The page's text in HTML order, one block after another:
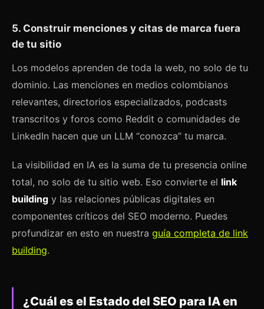
5. Construir menciones y citas de marca fuera
de tu sitio
Los modelos aprenden de toda la web, no solo de tu
dominio. Las menciones en medios colombianos
relevantes, directorios especializados, podcasts
transcritos y foros como Reddit o comunidades de
LinkedIn hacen que un LLM “conozca” tu marca.
La visibilidad en IA es la suma de tu presencia online
total, no solo de tu sitio web. Eso convierte el link
building y las relaciones públicas digitales en
componentes críticos del SEO moderno. Puedes
profundizar en esto en nuestra guía completa de link
building.
¿Cuál es el Estado del SEO para IA en